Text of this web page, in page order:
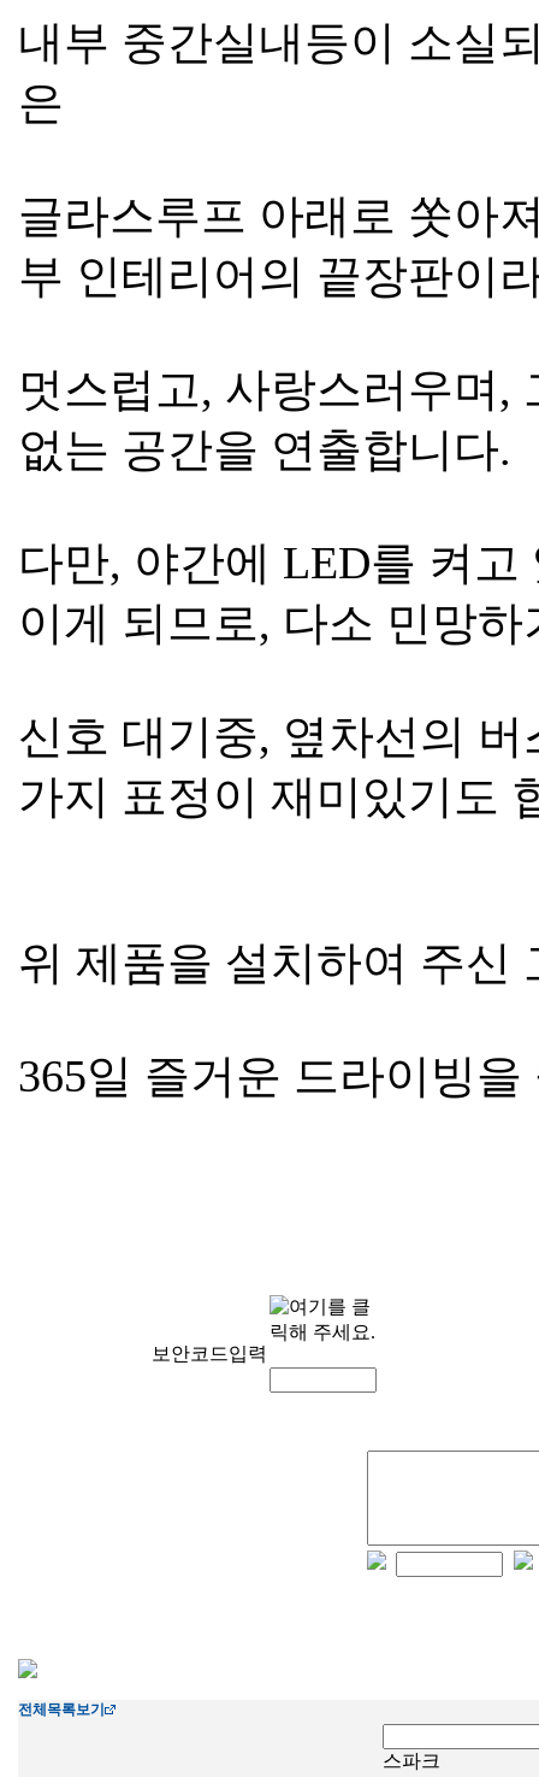
내부 중간실내등이 소실
은
글라스루프 아래로 쏫아
부 인테리어의 끝장판이
멋스럽고, 사랑스러우며,
없는 공간을 연출합니다.
다만, 야간에 LED를 켜
이게 되므로, 다소 민망
신호 대기중, 옆차선의
가지 표정이 재미있기도
위 제품을 설치하여 주신
365일 즐거운 드라이빙
보안코드입력
전체목록보기
스파크